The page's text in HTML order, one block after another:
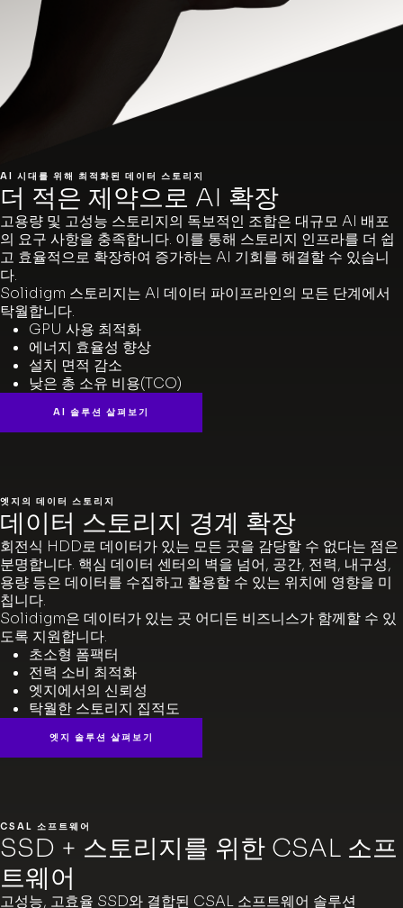
AI 시대를 위해 최적화된 데이터 스토리지
더 적은 제약으로 AI 확장
고용량 및 고성능 스토리지의 독보적인 조합은 대규모 AI 배포
의 요구 사항을 충족합니다. 이를 통해 스토리지 인프라를 더 쉽
고 효율적으로 확장하여 증가하는 AI 기회를 해결할 수 있습니
다.
Solidigm 스토리지는 AI 데이터 파이프라인의 모든 단계에서
탁월합니다.
GPU 사용 최적화
에너지 효율성 향상
설치 면적 감소
낮은 총 소유 비용(TCO)
AI 솔루션 살펴보기
엣지의 데이터 스토리지
데이터 스토리지 경계 확장
회전식 HDD로 데이터가 있는 모든 곳을 감당할 수 없다는 점은
분명합니다. 핵심 데이터 센터의 벽을 넘어, 공간, 전력, 내구성,
용량 등은 데이터를 수집하고 활용할 수 있는 위치에 영향을 미
칩니다.
Solidigm은 데이터가 있는 곳 어디든 비즈니스가 함께할 수 있
도록 지원합니다.
초소형 폼팩터
전력 소비 최적화
엣지에서의 신뢰성
탁월한 스토리지 집적도
엣지 솔루션 살펴보기
CSAL 소프트웨어
SSD + 스토리지를 위한 CSAL 소프
트웨어
고성능, 고효율 SSD와 결합된 CSAL 소프트웨어 솔루션